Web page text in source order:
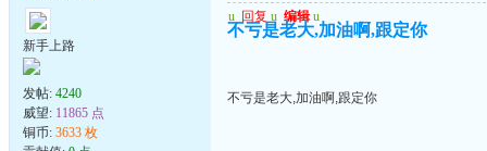
新手上路
发帖: 4240
威望: 11865 点
铜币: 3633 枚
u 回复 u 编辑 u
不亏是老大,加油啊,跟定你
不亏是老大,加油啊,跟定你